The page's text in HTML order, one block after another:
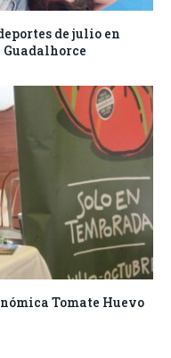
de julio en
Tomate Huevo